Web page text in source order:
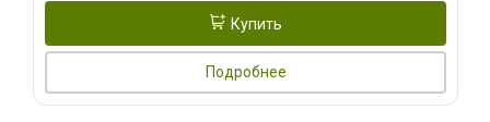
Купить
Подробнее